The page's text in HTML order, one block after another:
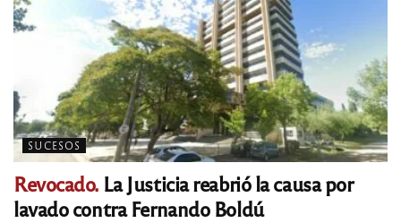
SUCESOS
Revocado. La Justicia reabrió la causa por
lavado contra Fernando Boldú